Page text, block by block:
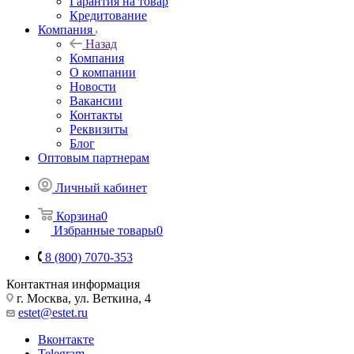
Кредитование
Компания
Назад
Компания
О компании
Новости
Вакансии
Контакты
Реквизиты
Блог
Оптовым партнерам
Личный кабинет
Корзина0
Избранные товары0
8 (800) 7070-353
Контактная информация
г. Москва, ул. Веткина, 4
estet@estet.ru
Вконтакте